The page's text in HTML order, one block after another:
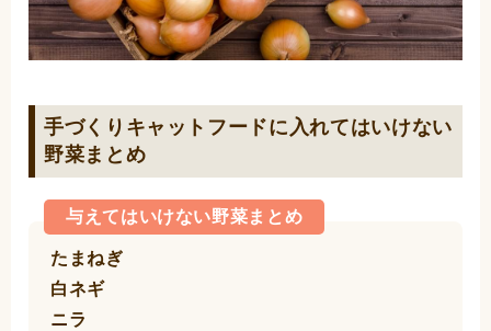
手づくりキャットフードに入れてはいけない
野菜まとめ
与えてはいけない野菜まとめ
たまねぎ
白ネギ
ニラ